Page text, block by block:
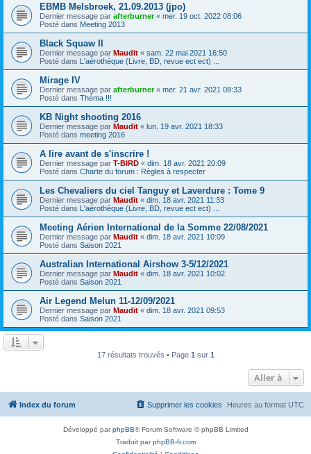
EBMB Melsbroek, 21.09.2013 (jpo)
Dernier message par afterburner« mer. 19 oct. 2022 08:06
Posté dans Meeting 2013
Black Squaw II
Dernier message par Maudit « sam. 22 mai 2021 16:50
Posté dans L'aérothèque (Livre, BD, revue ect ect) ...
Mirage IV
Dernier message par afterburner« mer. 21 avr. 2021 08:33
Posté dans Théma !!!
KB Night shooting 2016
Dernier message par Maudit « lun. 19 avr. 2021 18:33
Posté dans meeting 2016
A lire avant de s'inscrire !
Dernier message par T-BIRD « dim. 18 avr. 2021 20:09
Posté dans Charte du forum : Règles à respecter
Les Chevaliers du ciel Tanguy et Laverdure : Tome 9
Dernier message par Maudit « dim. 18 avr. 2021 11:33
Posté dans L'aérothèque (Livre, BD, revue ect ect) ...
Meeting Aérien International de la Somme 22/08/2021
Dernier message par Maudit « dim. 18 avr. 2021 10:09
Posté dans Saison 2021
Australian International Airshow 3-5/12/2021
Dernier message par Maudit « dim. 18 avr. 2021 10:02
Posté dans Saison 2021
Air Legend Melun 11-12/09/2021
Dernier message par Maudit « dim. 18 avr. 2021 09:53
Posté dans Saison 2021
17 résultats trouvés • Page 1 sur 1
Aller à
Index du forum Heures au format UTC
Supprimer les cookies
Développé parphpBB® Forum Software © phpBB Limited
Traduit parphpBB-fr.com